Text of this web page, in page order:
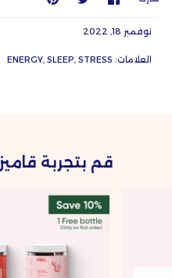
على
نوفمبر 18, 2022
العلامات: ENERGY SLEEP STRESS
قم بتجربة قاميز RITE الخاصة بنا!